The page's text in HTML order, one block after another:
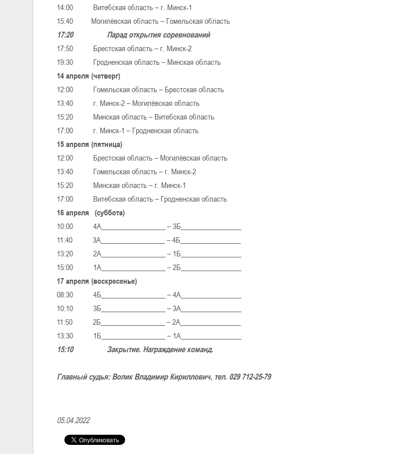
14:00 Витебская область – г. Минск-1
15:40 Могилёвская область – Гомельская область
17:20 Парад открытия соревнований
17:50 Брестская область – г. Минск-2
19:30 Гродненская область – Минская область
14 апреля (четверг)
12:00 Гомельская область – Брестская область
13:40 г. Минск-2 – Могилёвская область
15:20 Минская область – Витебская область
17:00 г. Минск-1 – Гродненская область
15 апреля (пятница)
12:00 Брестская область – Могилёвская область
13:40 Гомельская область – г. Минск-2
15:20 Минская область – г. Минск-1
17:00 Витебская область – Гродненская область
16 апреля (суббота)
10:00 4А__________________ – 3Б_________________
11:40 3А__________________ – 4Б_________________
13:20 2А__________________ – 1Б_________________
15:00 1А__________________ – 2Б_________________
17 апреля (воскресенье)
08:30 4Б__________________ – 4А_________________
10:10 3Б__________________ – 3А_________________
11:50 2Б__________________ – 2А_________________
13:30 1Б__________________ – 1А_________________
15:10 Закрытие. Награждение команд.
Главный судья: Волик Владимир Кириллович, тел. 029 712-25-79
05.04.2022